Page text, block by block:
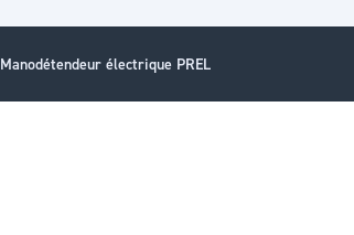
Manodétendeur électrique PREL